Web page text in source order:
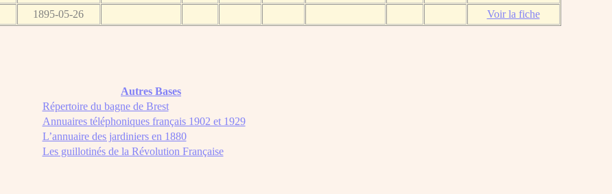
1895-05-26 Voir la fiche
Autres Bases
Répertoire du bagne de Brest
Annuaires téléphoniques français 1902 et 1929
L’annuaire des jardiniers en 1880
Les guillotinés de la Révolution Française